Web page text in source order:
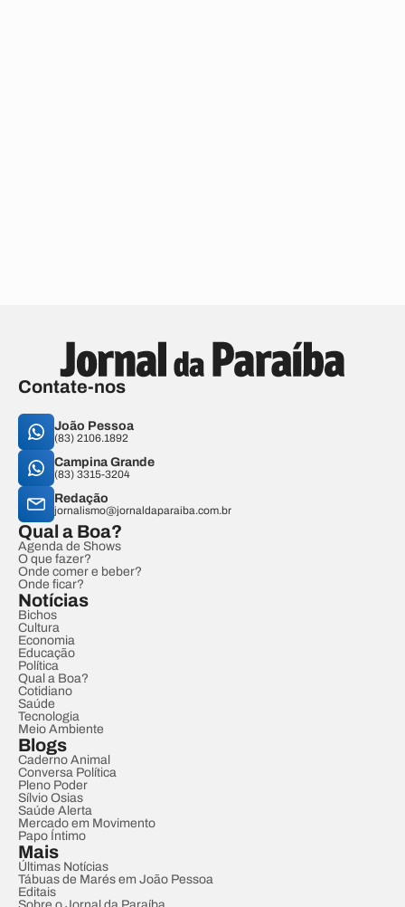
Contate-nos
João Pessoa
(83) 2106.1892
Campina Grande
(83) 3315-3204
Redação
jornalismo@jornaldaparaiba.com.br
Qual a Boa?
Agenda de Shows
O que fazer?
Onde comer e beber?
Onde ficar?
Notícias
Bichos
Cultura
Economia
Educação
Política
Qual a Boa?
Cotidiano
Saúde
Tecnologia
Meio Ambiente
Blogs
Caderno Animal
Conversa Política
Pleno Poder
Sílvio Osias
Saúde Alerta
Mercado em Movimento
Papo Íntimo
Mais
Últimas Notícias
Tábuas de Marés em João Pessoa
Editais